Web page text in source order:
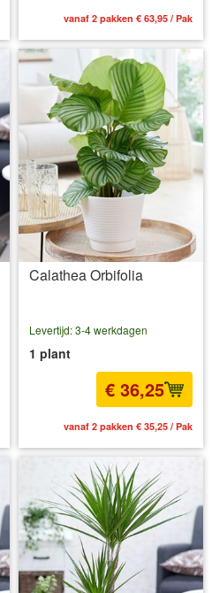
vanaf 2 pakken € 63,95 / Pak
Calathea Orbifolia
Levertijd: 3-4 werkdagen
1 plant
€ 36,25
vanaf 2 pakken € 35,25 / Pak